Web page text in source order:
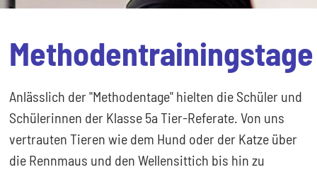
Methodentrainingstage
Anlässlich der "Methodentage" hielten die Schüler und
Schülerinnen der Klasse 5a Tier-Referate. Von uns
vertrauten Tieren wie dem Hund oder der Katze über
die Rennmaus und den Wellensittich bis hin zu